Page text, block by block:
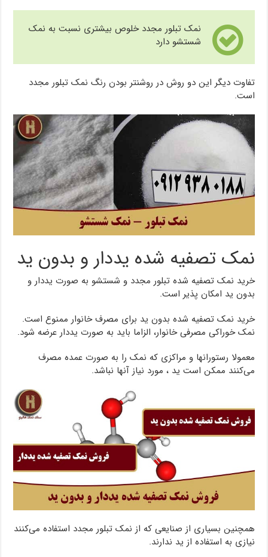
نمک تبلور مجدد خلوص بیشتری نسبت به نمک
شستشو دارد
تفاوت دیگر این دو روش در روشنتر بودن رنگ نمک تبلور مجدد
است.
نمک تصفیه شده یددار و بدون ید
خرید نمک تصفیه شده تبلور مجدد و شستشو به صورت یددار و
بدون ید امکان پذیر است.
خرید نمک تصفیه شده بدون ید برای مصرف خانوار ممنوع است.
نمک خوراکی مصرفی خانوار، الزاما باید به صورت یددار عرضه شود.
معمولا رستورانها و مراکزی که نمک را به صورت عمده مصرف
می‌کنند ممکن است ید ، مورد نیاز آنها نباشد.
همچنین بسیاری از صنایعی که از نمک تبلور مجدد استفاده می‌کنند
نیازی به استفاده از ید ندارند.